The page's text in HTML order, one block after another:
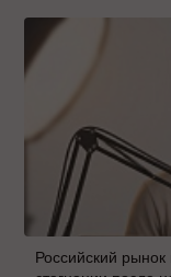
Российский